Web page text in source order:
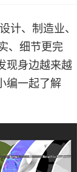
计、制造业、
、细节更完
现身边越来越
编一起了解